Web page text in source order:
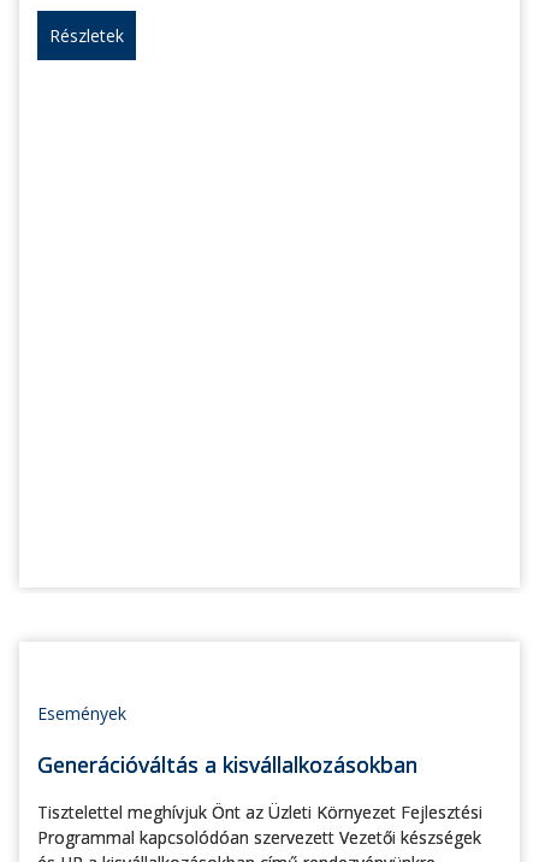
Részletek
Események
Generációváltás a kisvállalkozásokban
Tisztelettel meghívjuk Önt az Üzleti Környezet Fejlesztési
Programmal kapcsolódóan szervezett Vezetői készségek